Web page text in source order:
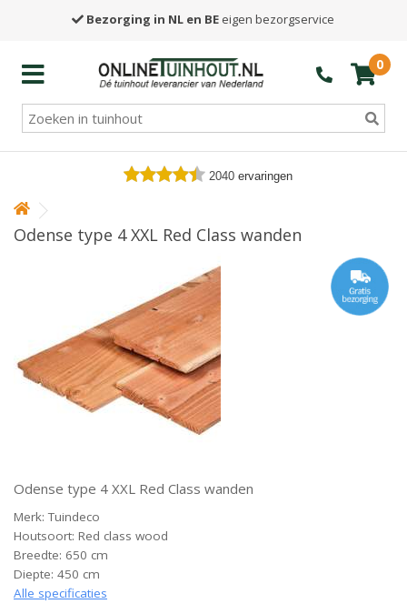
Bezorging in NL en BE eigen bezorgservice
0
2040 ervaringen
Odense type 4 XXL Red Class wanden
Odense type 4 XXL Red Class wanden
Merk: Tuindeco
Houtsoort: Red class wood
Breedte: 650 cm
Diepte: 450 cm
Alle specificaties